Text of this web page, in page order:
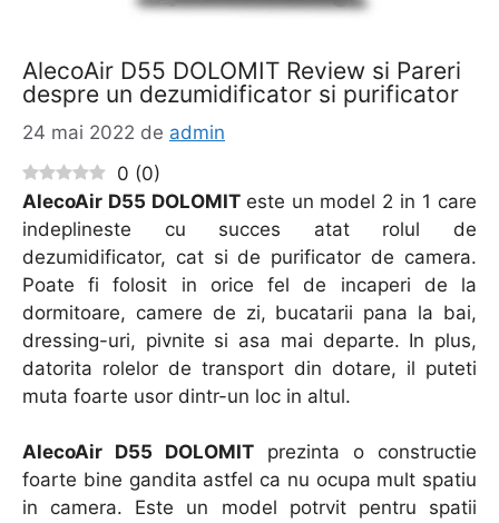
AlecoAir D55 DOLOMIT Review si Pareri
despre un dezumidificator si purificator
24 mai 2022 de admin
0 (0)
AlecoAir D55 DOLOMIT este un model 2 in 1 care
indeplineste cu succes atat rolul de
dezumidificator, cat si de purificator de camera.
Poate fi folosit in orice fel de incaperi de la
dormitoare, camere de zi, bucatarii pana la bai,
dressing-uri, pivnite si asa mai departe. In plus,
datorita rolelor de transport din dotare, il puteti
muta foarte usor dintr-un loc in altul.
AlecoAir D55 DOLOMIT prezinta o constructie
foarte bine gandita astfel ca nu ocupa mult spatiu
in camera. Este un model potrvit pentru spatii